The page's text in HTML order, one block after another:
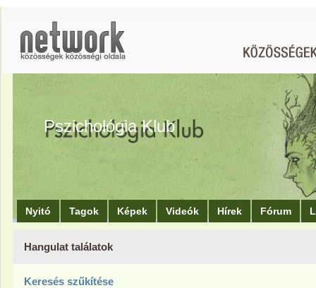
Pszichológia Klub
Nyitó Tagok Képek Videók Hírek Fórum
Hangulat találatok
Keresés szűkítése